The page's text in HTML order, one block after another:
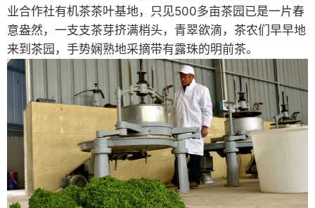
业合作社有机茶茶叶基地，只见500多亩茶园已是一片春
意盎然，一支支茶芽挤满梢头，青翠欲滴，茶农们早早地
来到茶园，手势娴熟地采摘带有露珠的明前茶。